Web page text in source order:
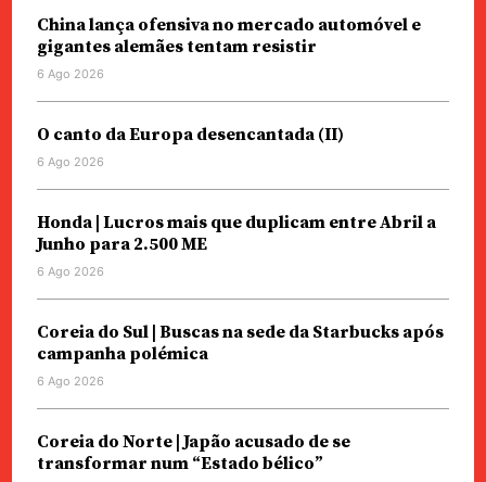
China lança ofensiva no mercado automóvel e
gigantes alemães tentam resistir
6 Ago 2026
O canto da Europa desencantada (II)
6 Ago 2026
Honda | Lucros mais que duplicam entre Abril a
Junho para 2.500 ME
6 Ago 2026
Coreia do Sul | Buscas na sede da Starbucks após
campanha polémica
6 Ago 2026
Coreia do Norte | Japão acusado de se
transformar num “Estado bélico”